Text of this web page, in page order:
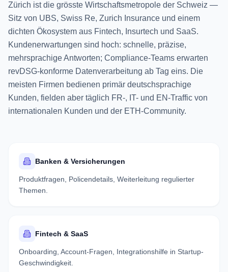
Zürich ist die grösste Wirtschaftsmetropole der Schweiz —
Sitz von UBS, Swiss Re, Zurich Insurance und einem
dichten Ökosystem aus Fintech, Insurtech und SaaS.
Kundenerwartungen sind hoch: schnelle, präzise,
mehrsprachige Antworten; Compliance-Teams erwarten
revDSG-konforme Datenverarbeitung ab Tag eins. Die
meisten Firmen bedienen primär deutschsprachige
Kunden, fielden aber täglich FR-, IT- und EN-Traffic von
internationalen Kunden und der ETH-Community.
Banken & Versicherungen
Produktfragen, Policendetails, Weiterleitung regulierter
Themen.
Fintech & SaaS
Onboarding, Account-Fragen, Integrationshilfe in Startup-
Geschwindigkeit.